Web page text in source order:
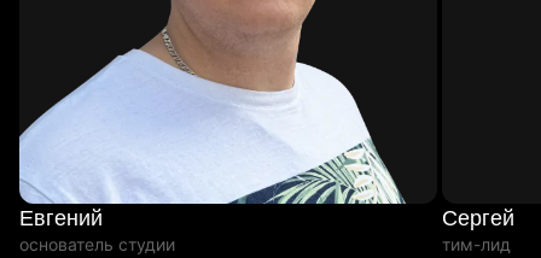
Евгений
основатель студии
Сергей
тим-лид